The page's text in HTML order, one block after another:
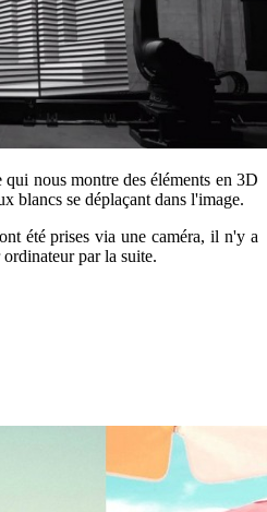
nous montre des éléments en 3D
blancs se déplaçant dans l'image.
été prises via une caméra, il n'y a
par la suite.